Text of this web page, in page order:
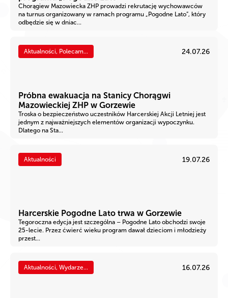
Chorągiew Mazowiecka ZHP prowadzi rekrutację wychowawców
na turnus organizowany w ramach programu „Pogodne Lato”, który
odbędzie się w dniac...
Aktualności, Polecam... 24.07.26
Próbna ewakuacja na Stanicy Chorągwi
Mazowieckiej ZHP w Gorzewie
Troska o bezpieczeństwo uczestników Harcerskiej Akcji Letniej jest
jednym z najważniejszych elementów organizacji wypoczynku.
Dlatego na Sta...
Aktualności 19.07.26
Harcerskie Pogodne Lato trwa w Gorzewie
Tegoroczna edycja jest szczególna – Pogodne Lato obchodzi swoje
25-lecie. Przez ćwierć wieku program dawał dzieciom i młodzieży
przest...
Aktualności, Wydarze... 16.07.26